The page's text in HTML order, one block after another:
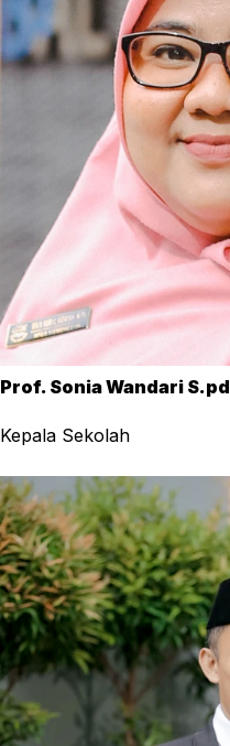
Prof. Sonia Wandari S.pd
Kepala Sekolah